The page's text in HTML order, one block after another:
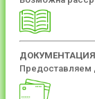
ДОКУМЕНТАЦИЯ
Предоставляем